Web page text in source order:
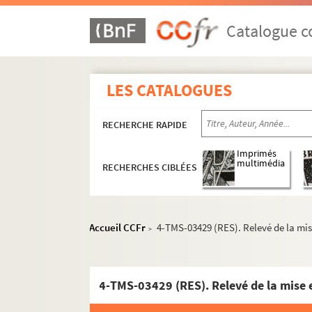
Catalogue
LES CATALOGUES
RECHERCHE RAPIDE
RECHERCHES CIBLÉES
Imprimés
multimédia
Accueil CCFr > 4-TMS-03429 (RES). Relevé de la
Théodore Barrière, Edmond Gondinet. Tête
Jean-Victor Pellerin. Têtes de rechange :
Victorien Sardou. Théodora : drame en 5
Nicolas Nancey, Paul Armont. Théodore et
Emile Zola. Thérèse Raquin : drame en 4
Victorien Sardou. Thermidor : drame
Édouard Brisebarre, Marc-Michel. Un tigre
André Sylvane, André Mouëzy-Eon. Tire-Au-
Paul Raynal. Le tombeau sous l'Arc de
Paul Armont, Marcel Gerbidon. La tontine :